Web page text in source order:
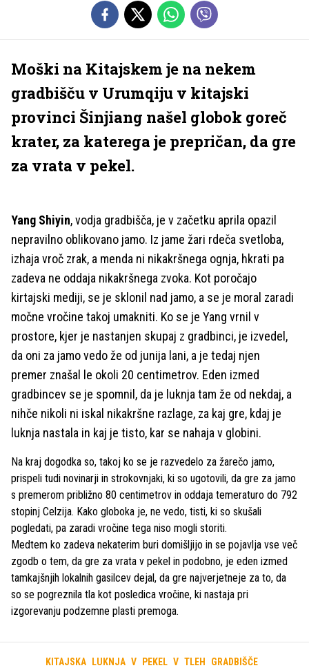
Moški na Kitajskem je na nekem
gradbišču v Urumqiju v kitajski
provinci Šinjiang našel globok goreč
krater, za katerega je prepričan, da gre
za vrata v pekel.
Yang Shiyin, vodja gradbišča, je v začetku aprila opazil
nepravilno oblikovano jamo. Iz jame žari rdeča svetloba,
izhaja vroč zrak, a menda ni nikakršnega ognja, hkrati pa
zadeva ne oddaja nikakršnega zvoka. Kot poročajo
kirtajski mediji, se je sklonil nad jamo, a se je moral zaradi
močne vročine takoj umakniti. Ko se je Yang vrnil v
prostore, kjer je nastanjen skupaj z gradbinci, je izvedel,
da oni za jamo vedo že od junija lani, a je tedaj njen
premer znašal le okoli 20 centimetrov. Eden izmed
gradbincev se je spomnil, da je luknja tam že od nekdaj, a
nihče nikoli ni iskal nikakršne razlage, za kaj gre, kdaj je
luknja nastala in kaj je tisto, kar se nahaja v globini.
Na kraj dogodka so, takoj ko se je razvedelo za žarečo jamo,
prispeli tudi novinarji in strokovnjaki, ki so ugotovili, da gre za jamo
s premerom približno 80 centimetrov in oddaja temeraturo do 792
stopinj Celzija. Kako globoka je, ne vedo, tisti, ki so skušali
pogledati, pa zaradi vročine tega niso mogli storiti.
Medtem ko zadeva nekaterim buri domišljijo in se pojavlja vse več
zgodb o tem, da gre za vrata v pekel in podobno, je eden izmed
tamkajšnjih lokalnih gasilcev dejal, da gre najverjetneje za to, da
so se pogreznila tla kot posledica vročine, ki nastaja pri
izgorevanju podzemne plasti premoga.
KITAJSKA LUKNJA V PEKEL V TLEH GRADBIŠČE